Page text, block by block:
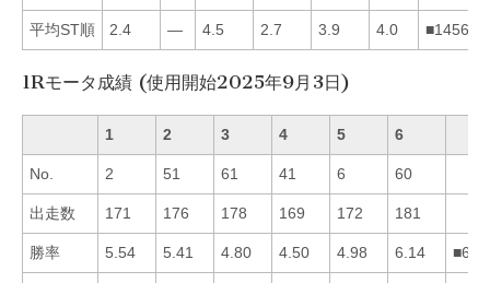
平均ST順 2.4 — 4.5 2.7 3.9 4.0 ■145632
1Rモータ成績 (使用開始2025年9月3日)
1 2 3 4 5 6
No. 2 51 61 41 6 60
出走数 171 176 178 169 172 181
勝率 5.54 5.41 4.80 4.50 4.98 6.14